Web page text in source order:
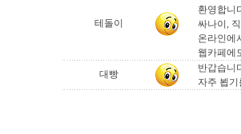
테돌이
환영합니
싸나이,
온라인에
웹카페에
대빵
반갑습니
자주 뵙